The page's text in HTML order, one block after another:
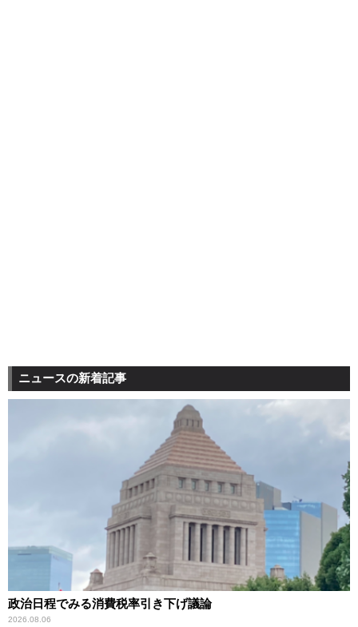
ニュースの新着記事
政治日程でみる消費税率引き下げ議論
2026.08.06